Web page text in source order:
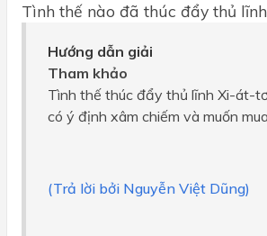
Tình thế nào đã thúc đẩy thủ
Hướng dẫn giải
Tham khảo
Tình thế thúc đẩy thủ lĩnh Xi-át-
có ý định xâm chiếm và muốn
(Trả lời bởi Nguyễn Việt Dũng)